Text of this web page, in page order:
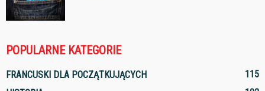
POPULARNE KATEGORIE
FRANCUSKI DLA POCZĄTKUJĄCYCH
115